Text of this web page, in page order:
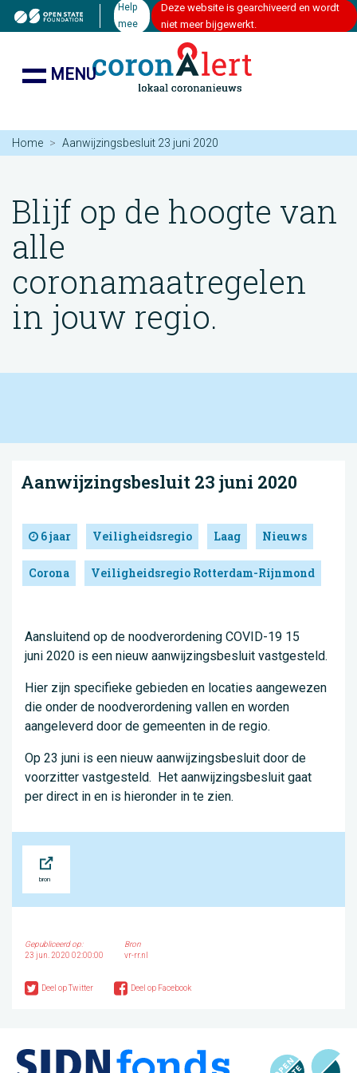
Help
mee
Deze website is gearchiveerd en wordt
niet meer bijgewerkt.
MENU
Home Aanwijzingsbesluit 23 juni 2020
Blijf op de hoogte van
alle
coronamaatregelen
in jouw regio.
Aanwijzingsbesluit 23 juni 2020
6 jaar Veiligheidsregio Laag Nieuws
Corona Veiligheidsregio Rotterdam-Rijnmond
Aansluitend op de noodverordening COVID-19 15
juni 2020 is een nieuw aanwijzingsbesluit vastgesteld.
Hier zijn specifieke gebieden en locaties aangewezen
die onder de noodverordening vallen en worden
aangeleverd door de gemeenten in de regio.
Op 23 juni is een nieuw aanwijzingsbesluit door de
voorzitter vastgesteld. Het aanwijzingsbesluit gaat
per direct in en is hieronder in te zien.
Gepubliceerd op:
23 jun. 2020 02:00:00
Bron
vr-rr.nl
Deel op Twitter Deel op Facebook